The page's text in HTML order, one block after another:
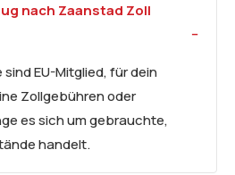
nach Zaanstad Zoll
sind EU-Mitglied, für dein
Zollgebühren oder
es sich um gebrauchte,
handelt.